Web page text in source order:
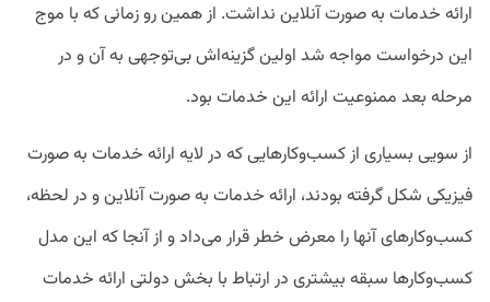
ارائه خدمات به صورت آنلاین نداشت. از همین رو زمانی که با موج
این درخواست مواجه شد اولین گزینه‌اش بی‌توجهی به آن و در
مرحله بعد ممنوعیت ارائه این خدمات بود.
از سویی بسیاری از کسب‌وکارهایی که در لایه ارائه خدمات به صورت
فیزیکی شکل گرفته بودند، ارائه خدمات به صورت آنلاین و در لحظه،
کسب‌وکارهای آنها را معرض خطر قرار می‌داد و از آنجا که این مدل
کسب‌وکارها سبقه بیشتری در ارتباط با بخش دولتی ارائه خدمات